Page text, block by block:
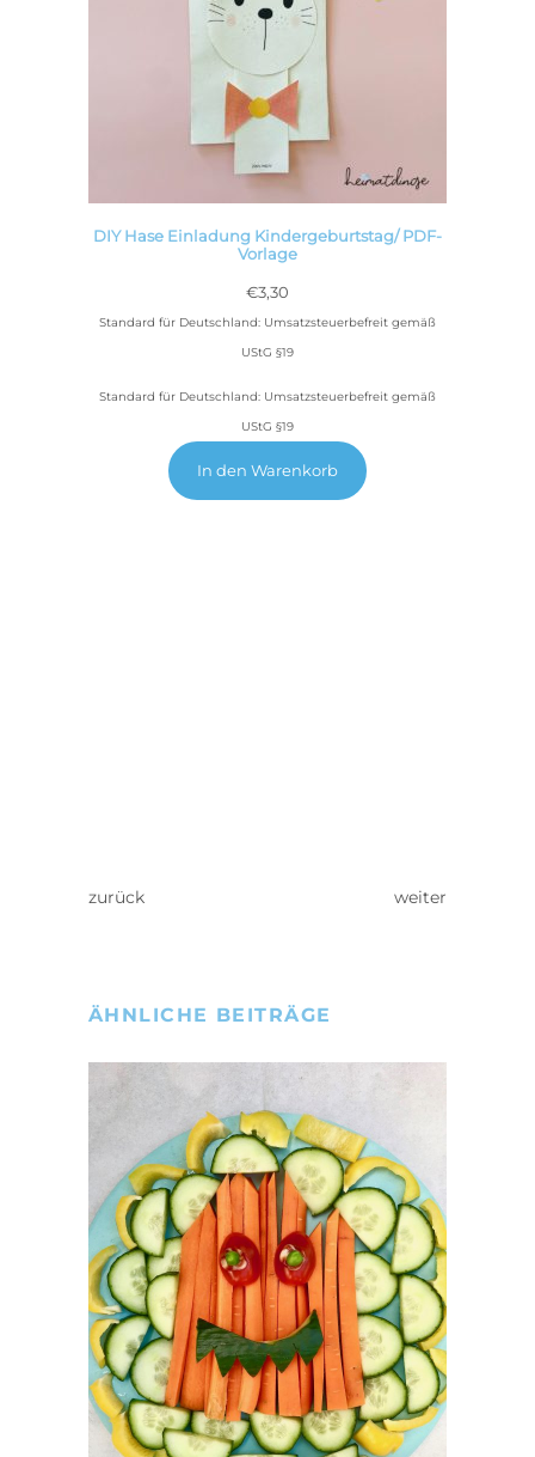
DIY Hase Einladung Kindergeburtstag/ PDF-
Vorlage
€3,30
Standard für Deutschland: Umsatzsteuerbefreit gemäß
UStG §19
Standard für Deutschland: Umsatzsteuerbefreit gemäß
UStG §19
In den Warenkorb
zurück weiter
ÄHNLICHE BEITRÄGE